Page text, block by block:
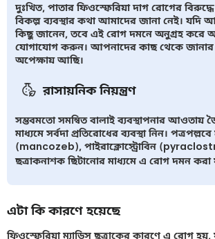
দুঃখিত, পাতার ফিওস্ফেরিয়া দাগ রোগের
বিকল্প ব্যবস্থার কথা আমাদের জানা নেই। যদি
কিছু জানেন, তবে এই রোগ দমনে অনুগ্রহ করে
যোগাযোগ করুন। আপনাদের কাছ থেকে
অপেক্ষায় আছি।
রাসায়নিক নিয়ন্ত্রণ
সম্ভবমতো সমন্বিত বালাই ব্যবস্থাপনার আওতায়
মাধ্যমে সর্বদা প্রতিরোধের ব্যবস্থা নিন।
(mancozeb), পাইরাক্লোস্ট্রোবিন
ছত্রাকনাশক ছিটানোর মাধ্যমে এ রোগ দমন করা
এটা কি কারণে হয়েছে
ফিওস্ফেরিয়া ম্যাডিস ছত্রাকের কারণে এ রোগ